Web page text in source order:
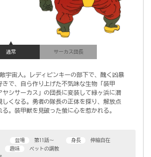
通常 サーカス団長
宇宙人。レディピンキーの部下で、醜く凶暴
きで、自ら作り上げた不気味な生物「装甲
ヤシサーカス」の団長に変装して緑ヶ浜に潜
しくなる。勇者の隊長の正体を探り、解放点
。装甲獣を見破った螢に心を惹かれる。
登場 第11話～ 身長
伸縮自在
趣味
ペットの調教